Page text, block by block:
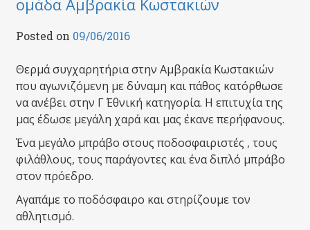
ομάδα Αμβρακία Κωστακιών
Posted on 09/06/2016
Θερμά συγχαρητήρια στην Αμβρακία Κωστακιών
που αγωνιζόμενη με δύναμη και πάθος κατόρθωσε
να ανέβει στην Γ΄ Εθνική κατηγορία. Η επιτυχία της
μας έδωσε μεγάλη χαρά και μας έκανε περήφανους.
Ένα μεγάλο μπράβο στους ποδοσφαιριστές , τους
φιλάθλους, τους παράγοντες και ένα διπλό μπράβο
στον πρόεδρο.
Αγαπάμε το ποδόσφαιρο και στηρίζουμε τον
αθλητισμό.